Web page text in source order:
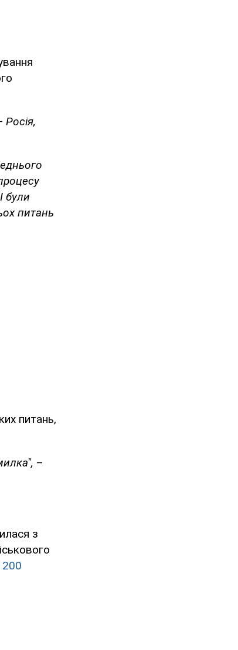
були
питань
питань,
–
з
200